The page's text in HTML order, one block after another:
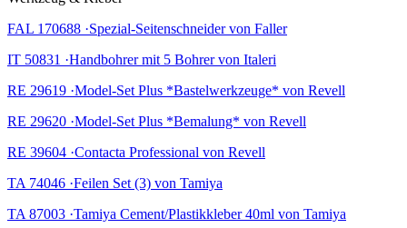
FAL 170688 ·Spezial-Seitenschneider von Faller
IT 50831 ·Handbohrer mit 5 Bohrer von Italeri
RE 29619 ·Model-Set Plus *Bastelwerkzeuge* von Revell
RE 29620 ·Model-Set Plus *Bemalung* von Revell
RE 39604 ·Contacta Professional von Revell
TA 74046 ·Feilen Set (3) von Tamiya
TA 87003 ·Tamiya Cement/Plastikkleber 40ml von Tamiya